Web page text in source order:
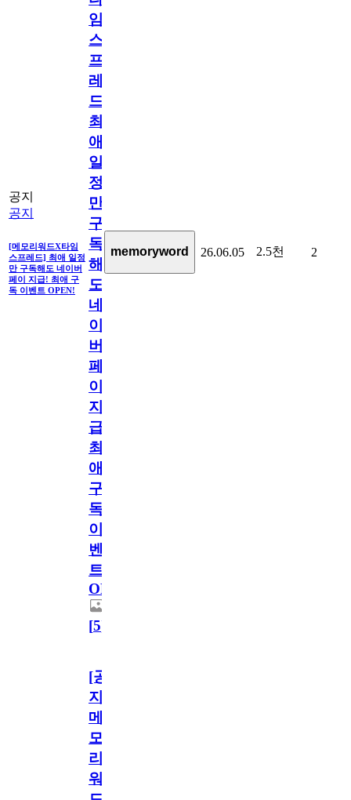
공지
공지
[메모리워드X타임
스프레드] 최애 일정
만 구독해도 네이버
페이 지급! 최애 구
독 이벤트 OPEN!
임
스
프
레
드]
최
애
일
정
만
구
독
해
도
네
이
버
페
이
지
급!
최
애
구
독
이
벤
트
OPEN!
[5]
memoryword 26.06.05 2.5천 2
[공
지]
메
모
리
워